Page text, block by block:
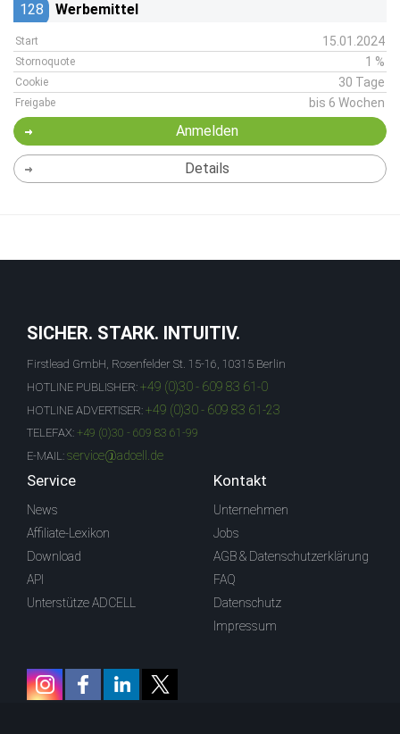
128 Werbemittel
Start 15.01.2024
Stornoquote 1 %
Cookie 30 Tage
Freigabe bis 6 Wochen
Anmelden
Details
SICHER. STARK. INTUITIV.
Firstlead GmbH, Rosenfelder St. 15-16, 10315 Berlin
HOTLINE PUBLISHER: +49 (0)30 - 609 83 61-0
HOTLINE ADVERTISER: +49 (0)30 - 609 83 61-23
TELEFAX: +49 (0)30 - 609 83 61-99
E-MAIL: service@adcell.de
Service
News
Affiliate-Lexikon
Download
API
Unterstütze ADCELL
Kontakt
Unternehmen
Jobs
AGB & Datenschutzerklärung
FAQ
Datenschutz
Impressum